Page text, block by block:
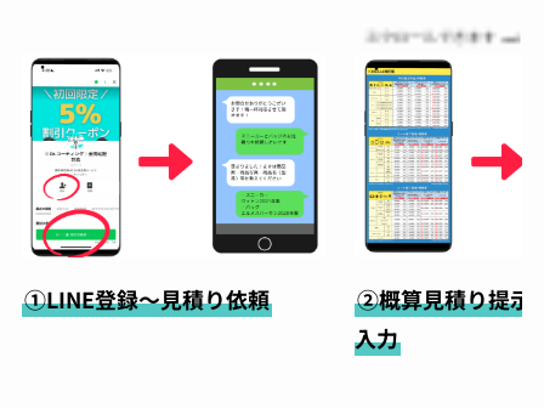
スクロールできます
①LINE登録～見積り依頼
②概算見積り提示
入力